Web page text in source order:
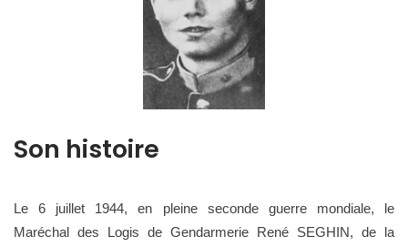
Son histoire
Le 6 juillet 1944, en pleine seconde guerre mondiale, le
Maréchal des Logis de Gendarmerie René SEGHIN, de la